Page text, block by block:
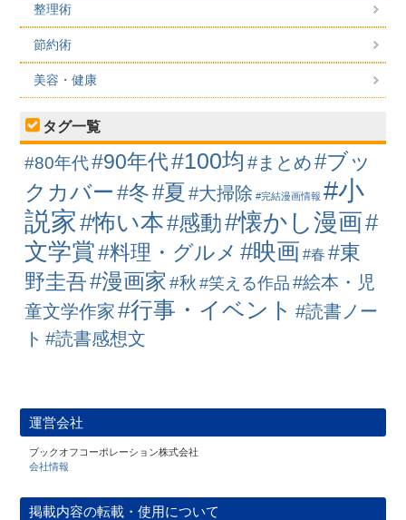
整理術
節約術
美容・健康
タグ一覧
#80年代#90年代#100均 #まとめ #ブッ
クカバー #冬#夏 #大掃除 #完結漫画情報 #小
説家#怖い本#感動#懐かし漫画#
文学賞#料理・グルメ #映画 #春 #東
野圭吾#漫画家 #秋 #笑える作品 #絵本・児
童文学作家 #行事・イベント #読書ノー
ト #読書感想文
運営会社
ブックオフコーポレーション株式会社
会社情報
掲載内容の転載・使用について